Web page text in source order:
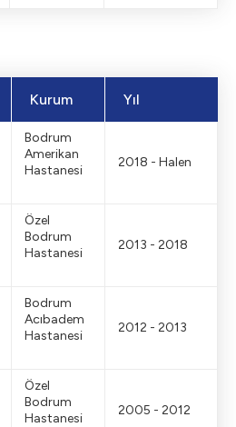
Kurum Yıl
Bodrum
Amerikan
Hastanesi
2018 - Halen
Özel
Bodrum
Hastanesi
2013 - 2018
Bodrum
Acıbadem
Hastanesi
2012 - 2013
Özel
Bodrum
Hastanesi
2005 - 2012